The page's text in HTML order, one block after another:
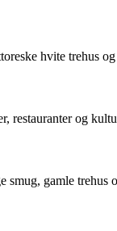
hvite trehus
restauranter og
smug, gamle